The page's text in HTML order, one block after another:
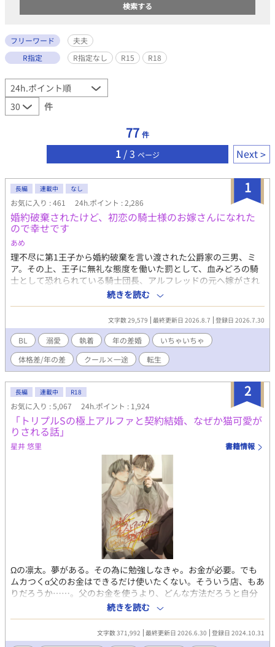
フリーワード
夫夫
R指定
R指定なし R15 R18
件
77 件
1 / 3 ページ Next
1
長編 連載中 なし
お気に入り : 461 24h.ポイント : 2,286
婚約破棄されたけど、初恋の騎士様のお嫁さんになれた
ので幸せです
あめ
理不尽に第1王子から婚約破棄を言い渡された公爵家の三男、ミ
ア。その上、王子に無礼な態度を働いた罰として、血みどろの騎
士として恐れられている騎士団長、アルフレッドの元へ嫁がされ
ることに。 しかし、アルフレッドはミアの初恋の人で...。 この恋
は一方通行、きっと愛してはもらえない。それでも好きな人のそ
ばにいられるならそれでいい。そんな気持ちで嫁いだミアだった
が、アルフレッドは、ミアをどうやら溺愛してくれているようで
_？ 「…お前は、本当に愛らしいな」 「や、やめてください…！
心臓が持たないです…！」 時々波乱もありつついつもラブラブお
しどり夫婦(夫夫)の日常。 ────── ※ムーンライトノベルズ
様でも連載しております。
続きを読む
文字数 29,579 最終更新日 2026.8.7 登録日 2026.7.30
BL 溺愛 執着 年の差婚
いちゃいちゃ
体格差/年の差
クール×一途 転生
2
長編 連載中 R18
お気に入り : 5,067 24h.ポイント : 1,924
「トリプルSの極上アルファと契約結婚、なぜか猫可愛が
りされる話」
星井 悠里 書籍情報
Ωの凛太。夢がある。その為に勉強しなきゃ。お金が必要。でも
ムカつくα父のお金はできるだけ使いたくない。そういう店、もあ
りだろうか……。父のお金を使うより、どんな方法だろうと自分
で稼いだ方がマシ……でもなぁやっぱりなぁ…と悩んでいた凛太
の前に、めちゃくちゃイケメンなαが現れた。 凛太はΩの要素が弱
い。ヒートはあるけど不定期だし、三日こもればなんとかなる。α
のフェロモンも感じないし、自身のも弱い。 なんだろこのイケメ
続きを読む
文字数 371,992 最終更新日 2026.6.30 登録日 2024.10.31